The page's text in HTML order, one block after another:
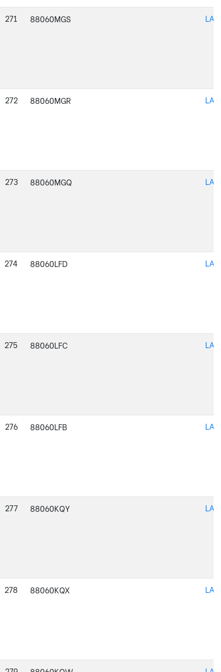
271 88060MGS
272 88060MGR
273 88060MGQ
274 88060LFD
275 88060LFC
276 88060LFB
277 88060KQY
278 88060KQX